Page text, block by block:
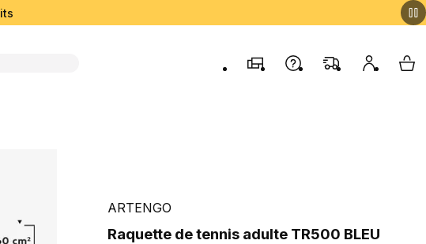
MagasinsContactez-nous
FAQ Mon My
ARTENGO
Raquette de tennis adulte TR500 BLEU